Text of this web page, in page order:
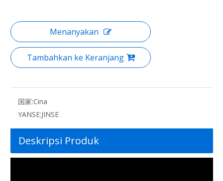
Menanyakan
Tambahkan ke Keranjang
国家:Cina
YANSE:JINSE
Deskripsi Produk